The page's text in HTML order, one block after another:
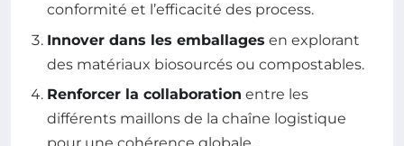
conformité et l’efficacité des process.
Innover dans les emballages en explorant
des matériaux biosourcés ou compostables.
Renforcer la collaboration entre les
différents maillons de la chaîne logistique